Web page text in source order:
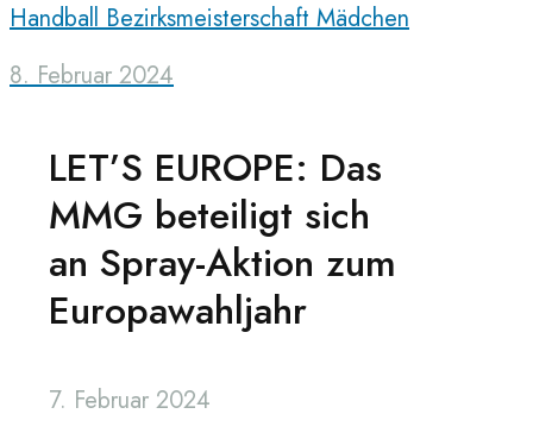
Handball Bezirksmeisterschaft Mädchen
8. Februar 2024
LET’S EUROPE: Das
MMG beteiligt sich
an Spray-Aktion zum
Europawahljahr
7. Februar 2024